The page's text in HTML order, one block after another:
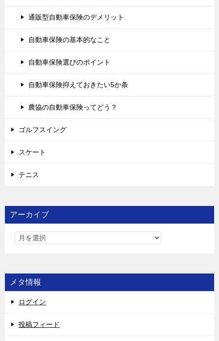
通販型自動車保険のデメリット
自動車保険の基本的なこと
自動車保険選びのポイント
自動車保険抑えておきたい5か条
農協の自動車保険ってどう？
ゴルフスイング
スケート
テニス
アーカイブ
メタ情報
ログイン
投稿フィード